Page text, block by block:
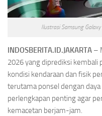
Ilustrasi Samsung
INDOSBERITA.ID.JAKARTA –
2026 yang diprediksi kembali
kondisi kendaraan dan fisik
terutama ponsel dengan
perlengkapan penting agar
kemacetan berjam-jam.